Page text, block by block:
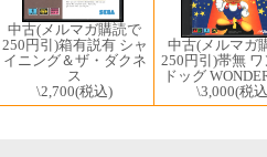
中古(メルマガ購読で
250円引)箱有説有 シャ
イニング＆ザ・ダクネ
ス
\2,700(税込)
中古(メルマガ
250円引)帯無
ドッグ
\3,000(税